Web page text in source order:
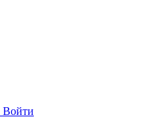
Войти